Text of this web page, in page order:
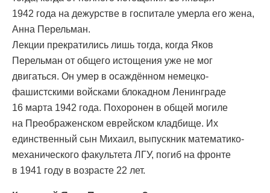
1942 года на дежурстве в госпитале умерла его жена,
Анна Перельман.
Лекции прекратились лишь тогда, когда Яков
Перельман от общего истощения уже не мог
двигаться. Он умер в осаждённом немецко-
фашистскими войсками блокадном Ленинграде
16 марта 1942 года. Похоронен в общей могиле
на Преображенском еврейском кладбище. Их
единственный сын Михаил, выпускник математико-
механического факультета ЛГУ, погиб на фронте
в 1941 году в возрасте 22 лет.